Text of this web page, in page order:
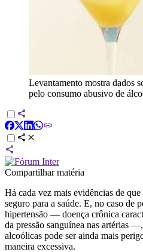
Levantamento mostra dados
pelo consumo abusivo de
Compartilhar matéria
Há cada vez mais evidências de
seguro para a saúde. E, no caso de
hipertensão — doença crônica
da pressão sanguínea nas artérias
alcoólicas pode ser ainda mais
maneira excessiva.